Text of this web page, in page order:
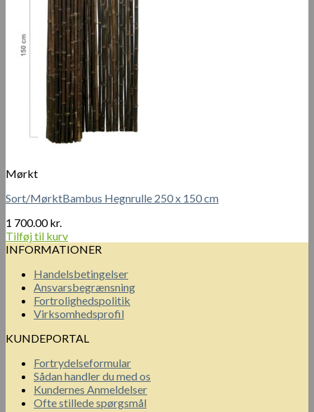
Mørkt
Sort/MørktBambus Hegnrulle 250 x 150 cm
1 700.00kr.
Tilføj til kurv
INFORMATIONER
Handelsbetingelser
Ansvarsbegrænsning
Fortrolighedspolitik
Virksomhedsprofil
KUNDEPORTAL
Fortrydelseformular
Sådan handler du med os
Kundernes Anmeldelser
Ofte stillede spørgsmål